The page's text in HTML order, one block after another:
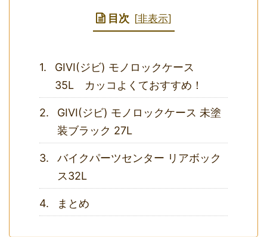
目次 [非表示]
GIVI(ジビ) モノロックケース
35L カッコよくておすすめ！
GIVI(ジビ) モノロックケース 未塗
装ブラック 27L
バイクパーツセンター リアボック
ス32L
まとめ